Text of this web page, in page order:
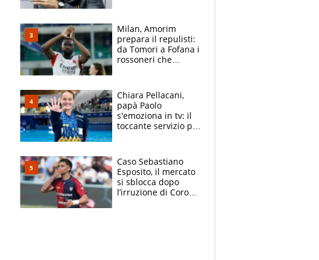
Milan, Amorim
prepara il repulisti:
da Tomori a Fofana i
rossoneri che
Chiara Pellacani,
papà Paolo
s'emoziona in tv: il
toccante servizio per
Caso Sebastiano
Esposito, il mercato
si sblocca dopo
l’irruzione di Corona